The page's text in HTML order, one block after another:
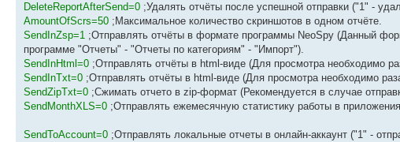
DeleteReportAfterSend=0 ;Удалять отчёты после успешной отправки ("1" -
AmountOfScrs=50 ;Максимальное количество скриншотов в одном отчёте.
SendInZsp=1 ;Отправлять отчёты в формате программы NeoSpy (Данный
программе "Отчеты" - "Отчеты по категориям" - "Импорт").
SendInHtml=0 ;Отправлять отчёты в html-виде (Для просмотра необходимо
SendInTxt=0 ;Отправлять отчёты в html-виде (Для просмотра необходимо
SendZipTxt=0 ;Сжимать отчето в zip-формат (Рекомендуется в случае
SendMonthXLS=0 ;Отправлять ежемесячную статистику работы в
SendToAccount=0 ;Отправлять локальные отчеты в онлайн-аккаунт ("1" -